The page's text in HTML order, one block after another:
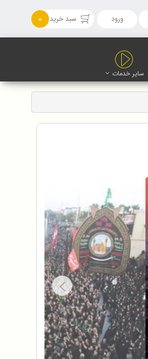
ورود سبد خرید 0
سایر خدمات